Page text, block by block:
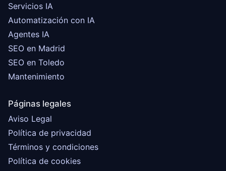
Servicios IA
Automatización con IA
Agentes IA
SEO en Madrid
SEO en Toledo
Mantenimiento
Páginas legales
Aviso Legal
Política de privacidad
Términos y condiciones
Política de cookies